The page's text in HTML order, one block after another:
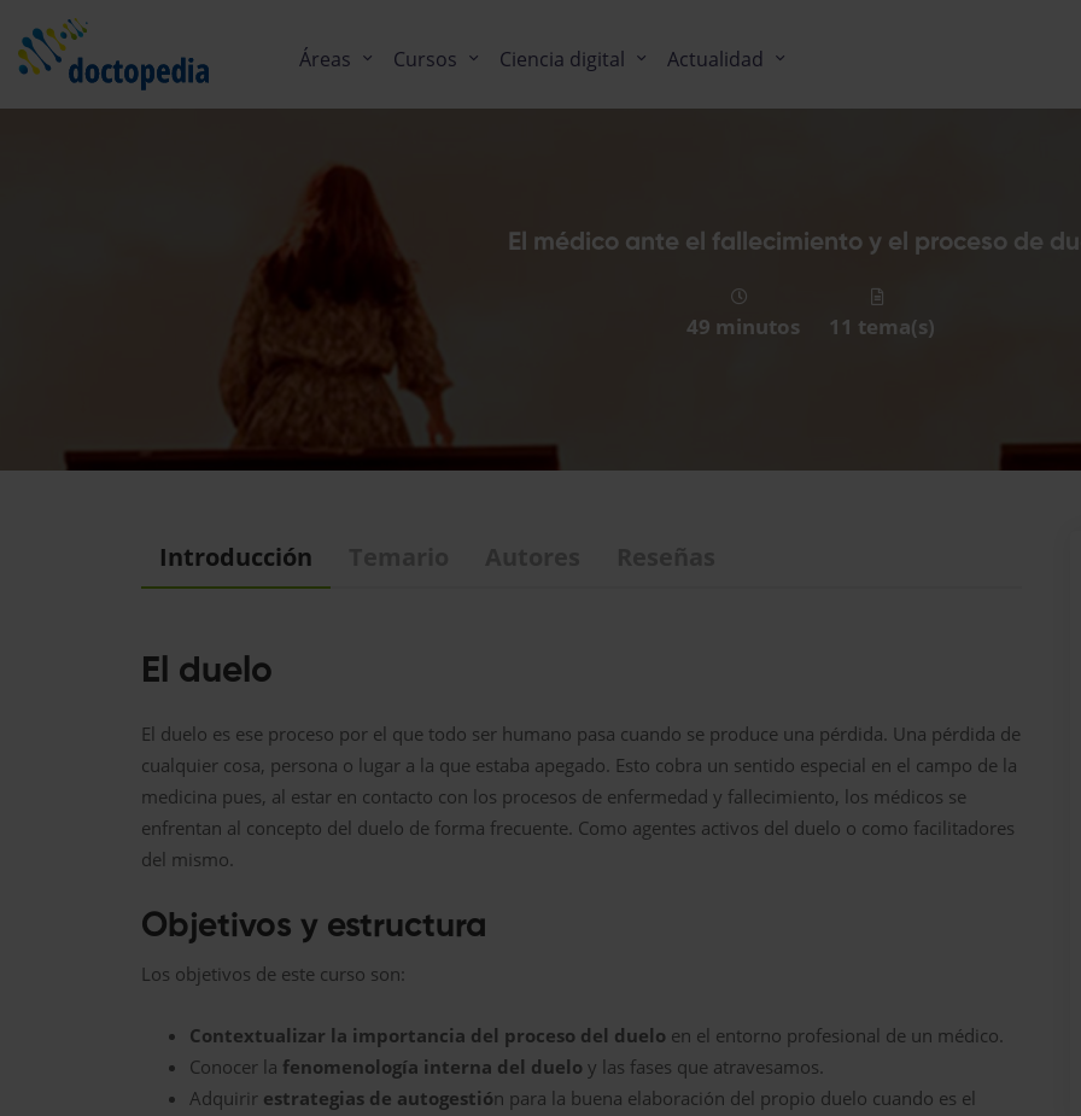
Áreas Cursos Ciencia digital Actualidad
El médico ante el fallecimiento y el proceso de
49 minutos 11 tema(s)
Introducción
El duelo
El duelo es ese proceso por el que todo ser humano pasa cuando se produce una pérdida. Una pérdida de
cualquier cosa, persona o lugar a la que estaba apegado. Esto cobra un sentido especial en el campo de la
medicina pues, al estar en contacto con los procesos de enfermedad y fallecimiento, los médicos se
enfrentan al concepto del duelo de forma frecuente. Como agentes activos del duelo o como facilitadores
del mismo.
Objetivos y estructura
Los objetivos de este curso son:
Contextualizar la importancia del proceso del duelo en el entorno profesional de un médico.
Conocer la fenomenología interna del duelo y las fases que atravesamos.
Adquirir estrategias de autogestión para la buena elaboración del propio duelo cuando es el